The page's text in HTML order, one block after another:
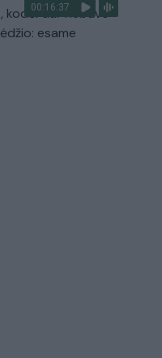
00:16:37
kodėl dar nebuvo
esame